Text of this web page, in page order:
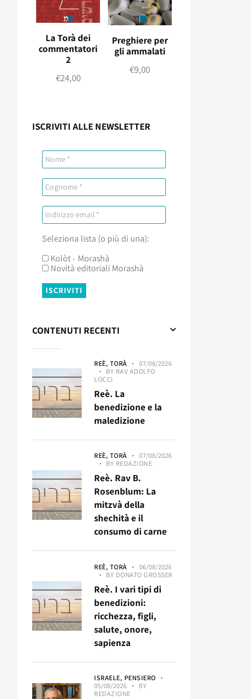
La Torà dei
commentatori
2
€24,00
Preghiere per
gli ammalati
€9,00
ISCRIVITI ALLE NEWSLETTER
Seleziona lista (o più di una):
Kolòt - Morashà
Novità editoriali Morashà
CONTENUTI RECENTI
REÈ, TORÀ
07/08/2026
BY RAV ADOLFO
LOCCI
Reè. La
benedizione e la
maledizione
REÈ, TORÀ
07/08/2026
BY REDAZIONE
Reè. Rav B.
Rosenblum: La
mitzvà della
shechità e il
consumo di carne
REÈ, TORÀ
06/08/2026
BY DONATO GROSSER
Reè. I vari tipi di
benedizioni:
ricchezza, figli,
salute, onore,
sapienza
ISRAELE, PENSIERO
05/08/2026
BY
REDAZIONE